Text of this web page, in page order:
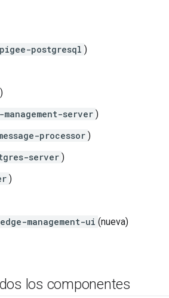
postgresql )
)
management-server )
processor )
server )
)
edge-management-ui (nueva)
los componentes